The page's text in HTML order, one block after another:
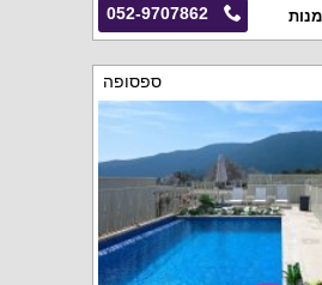
052-9707862
ספסופה